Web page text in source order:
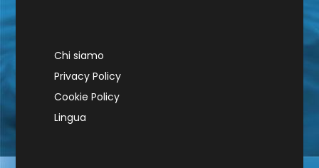
Chi siamo
Privacy Policy
Cookie Policy
Lingua